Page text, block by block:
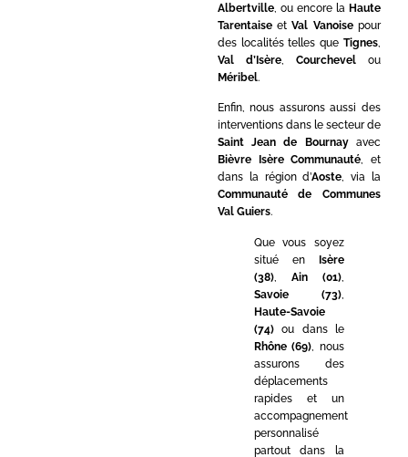
Albertville, ou encore la Haute
TarentaiseetVal Vanoisepour
des localités telles que Tignes
Val d’Isère, Courchevelou
Méribel.
Enfin, nous assurons aussi des
interventions dans le secteur de
Saint Jean de Bournayavec
Bièvre Isère Communauté, et
dans la région d’Aoste, via la
Communauté de Communes
Val Guiers.
Que vous soyez
situé en Isère
(38), Ain (01)
Savoie (73)
Haute-Savoie
(74)ou dans le
Rhône (69) , nous
assurons des
déplacements
rapides et un
accompagnement
personnalisé
partout dans la